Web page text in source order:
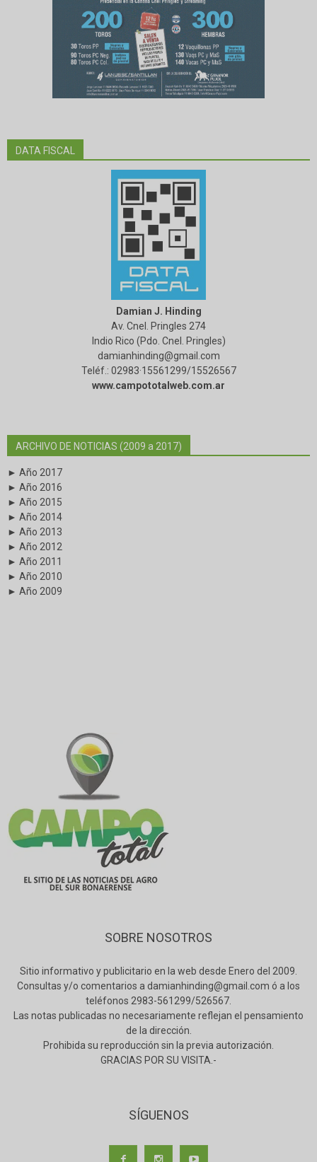
DATA FISCAL
Damian J. Hinding
Av. Cnel. Pringles 274
Indio Rico (Pdo. Cnel. Pringles)
damianhinding@gmail.com
Teléf.: 02983·15561299/15526567
www.campototalweb.com.ar
ARCHIVO DE NOTICIAS (2009 a 2017)
► Año 2017
► Año 2016
► Año 2015
► Año 2014
► Año 2013
► Año 2012
► Año 2011
► Año 2010
► Año 2009
SOBRE NOSOTROS
Sitio informativo y publicitario en la web desde Enero del 2009.
Consultas y/o comentarios a damianhinding@gmail.com ó a los
teléfonos 2983-561299/526567.
Las notas publicadas no necesariamente reflejan el pensamiento
de la dirección.
Prohibida su reproducción sin la previa autorización.
GRACIAS POR SU VISITA.-
SÍGUENOS